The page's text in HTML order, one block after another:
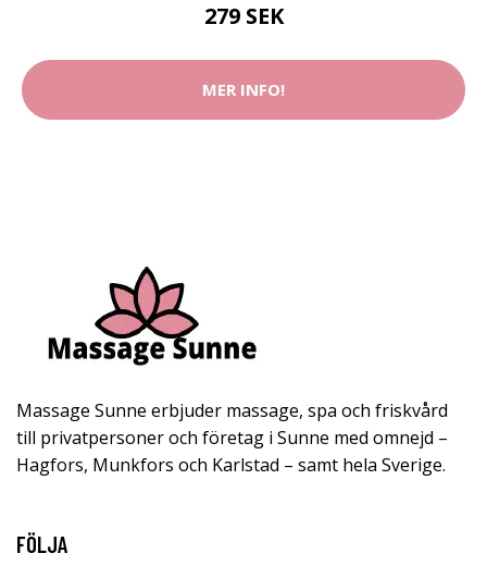
279 SEK
MER INFO!
Massage Sunne erbjuder massage, spa och friskvård
till privatpersoner och företag i Sunne med omnejd –
Hagfors, Munkfors och Karlstad – samt hela Sverige.
FÖLJA